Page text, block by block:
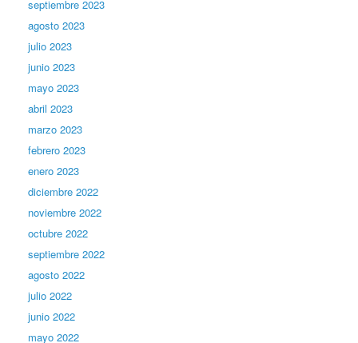
septiembre 2023
agosto 2023
julio 2023
junio 2023
mayo 2023
abril 2023
marzo 2023
febrero 2023
enero 2023
diciembre 2022
noviembre 2022
octubre 2022
septiembre 2022
agosto 2022
julio 2022
junio 2022
mayo 2022